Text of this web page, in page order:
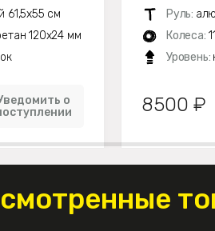
61,5х55 см
120x24 мм
о
Руль:
Колеса:
Уровень:
8500 ₽